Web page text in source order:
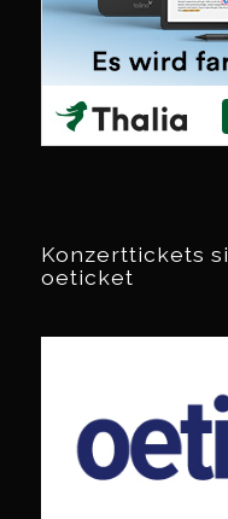
Konzerttickets
oeticket